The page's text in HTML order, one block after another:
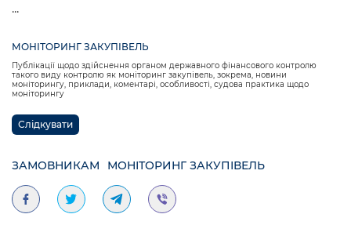
...
МОНІТОРИНГ ЗАКУПІВЕЛЬ
Публікації щодо здійснення органом державного фінансового контролю
такого виду контролю як моніторинг закупівель, зокрема, новини
моніторингу, приклади, коментарі, особливості, судова практика щодо
моніторингу
Слідкувати
ЗАМОВНИКАМ МОНІТОРИНГ ЗАКУПІВЕЛЬ